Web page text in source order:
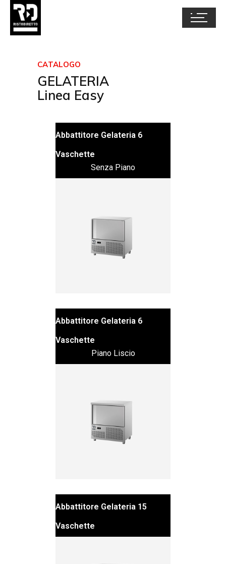
CATALOGO
GELATERIA
Linea Easy
Abbattitore Gelateria 6
Vaschette
Senza Piano
Abbattitore Gelateria 6
Vaschette
Piano Liscio
Abbattitore Gelateria 15
Vaschette